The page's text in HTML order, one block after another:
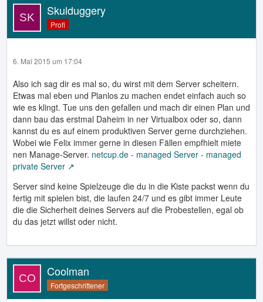
Skulduggery
Profi
6. Mai 2015 um 17:04
Also ich sag dir es mal so, du wirst mit dem Server scheitern.
Etwas mal eben und Planlos zu machen endet einfach auch so
wie es klingt. Tue uns den gefallen und mach dir einen Plan und
dann bau das erstmal Daheim in ner Virtualbox oder so, dann
kannst du es auf einem produktiven Server gerne durchziehen.
Wobei wie Felix immer gerne in diesen Fällen empfhielt miete
nen Manage-Server. netcup.de - managed Server - managed
private Server
Server sind keine Spielzeuge die du in die Kiste packst wenn du
fertig mit spielen bist, die laufen 24/7 und es gibt immer Leute
die die Sicherheit deines Servers auf die Probestellen, egal ob
du das jetzt willst oder nicht.
Coolman
Fortgeschrittener